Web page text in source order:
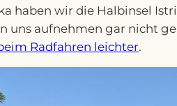
haben wir die Halbinsel
uns aufnehmen gar nicht
Radfahren leichter.